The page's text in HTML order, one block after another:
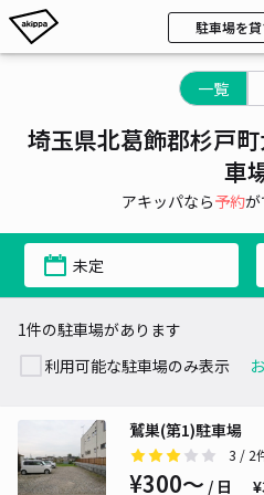
駐車場を
一覧
埼玉県北葛飾郡杉戸
車
アキッパなら予約が
未定
1件の駐車場があります
利用可能な駐車場のみ表示
鷲巣(第1)駐車場
3 / 2
¥300〜 / 日